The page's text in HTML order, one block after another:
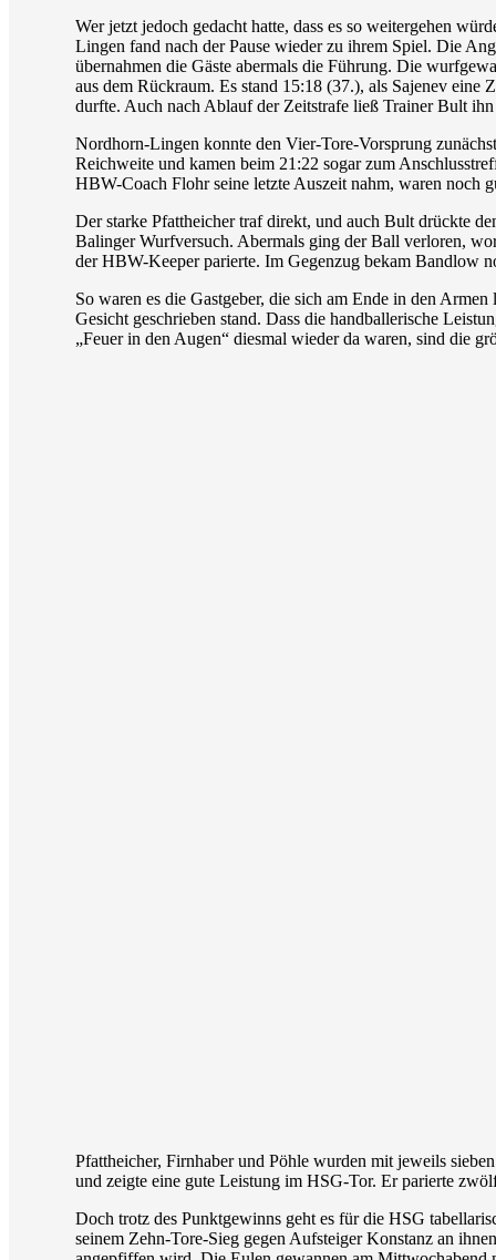
Wer jetzt jedoch gedacht hatte, dass es so weitergehen
Lingen fand nach der Pause wieder zu ihrem Spiel. Die
übernahmen die Gäste abermals die Führung. Die
aus dem Rückraum. Es stand 15:18 (37.), als Sajenev
durfte. Auch nach Ablauf der Zeitstrafe ließ Trainer Bult
Nordhorn-Lingen konnte den Vier-Tore-Vorsprung
Reichweite und kamen beim 21:22 sogar zum
HBW-Coach Flohr seine letzte Auszeit nahm, waren noch
Der starke Pfattheicher traf direkt, und auch Bult drückte
Balinger Wurfversuch. Abermals ging der Ball verloren,
der HBW-Keeper parierte. Im Gegenzug bekam Bandlow
So waren es die Gastgeber, die sich am Ende in den
Gesicht geschrieben stand. Dass die handballerische
„Feuer in den Augen“ diesmal wieder da waren, sind die
Pfattheicher, Firnhaber und Pöhle wurden mit jeweils
und zeigte eine gute Leistung im HSG-Tor. Er parierte
Doch trotz des Punktgewinns geht es für die HSG
seinem Zehn-Tore-Sieg gegen Aufsteiger Konstanz an